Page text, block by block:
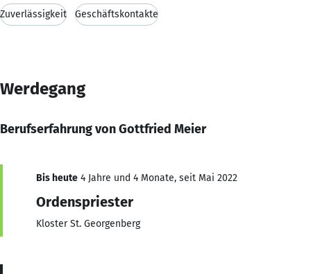
Zuverlässigkeit Geschäftskontakte
Werdegang
Berufserfahrung von Gottfried Meier
Bis heute 4 Jahre und 4 Monate, seit Mai 2022
Ordenspriester
Kloster St. Georgenberg